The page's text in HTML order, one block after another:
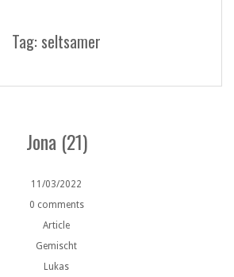
Tag: seltsamer
Jona (21)
11/03/2022
0 comments
Article
Gemischt
Lukas